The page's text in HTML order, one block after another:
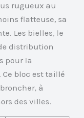
rugueux au
flatteuse, sa
Les bielles, le
distribution
pour la
bloc est taillé
à
des villes.